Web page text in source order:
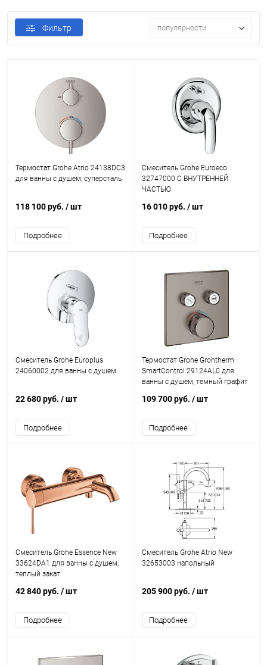
Фильтр популярности
Термостат Grohe Atrio 24138DC3
для ванны с душем, суперсталь
118 100 руб. / шт
Подробнее
Смеситель Grohe Euroeco
32747000 С ВНУТРЕННЕЙ
ЧАСТЬЮ
16 010 руб. / шт
Подробнее
Смеситель Grohe Europlus
24060002 для ванны с душем
22 680 руб. / шт
Подробнее
Термостат Grohe Grohtherm
SmartControl 29124AL0 для
ванны с душем, темный графит
109 700 руб. / шт
Подробнее
Смеситель Grohe Essence New
33624DA1 для ванны с душем,
теплый закат
42 840 руб. / шт
Подробнее
Смеситель Grohe Atrio New
32653003 напольный
205 900 руб. / шт
Подробнее